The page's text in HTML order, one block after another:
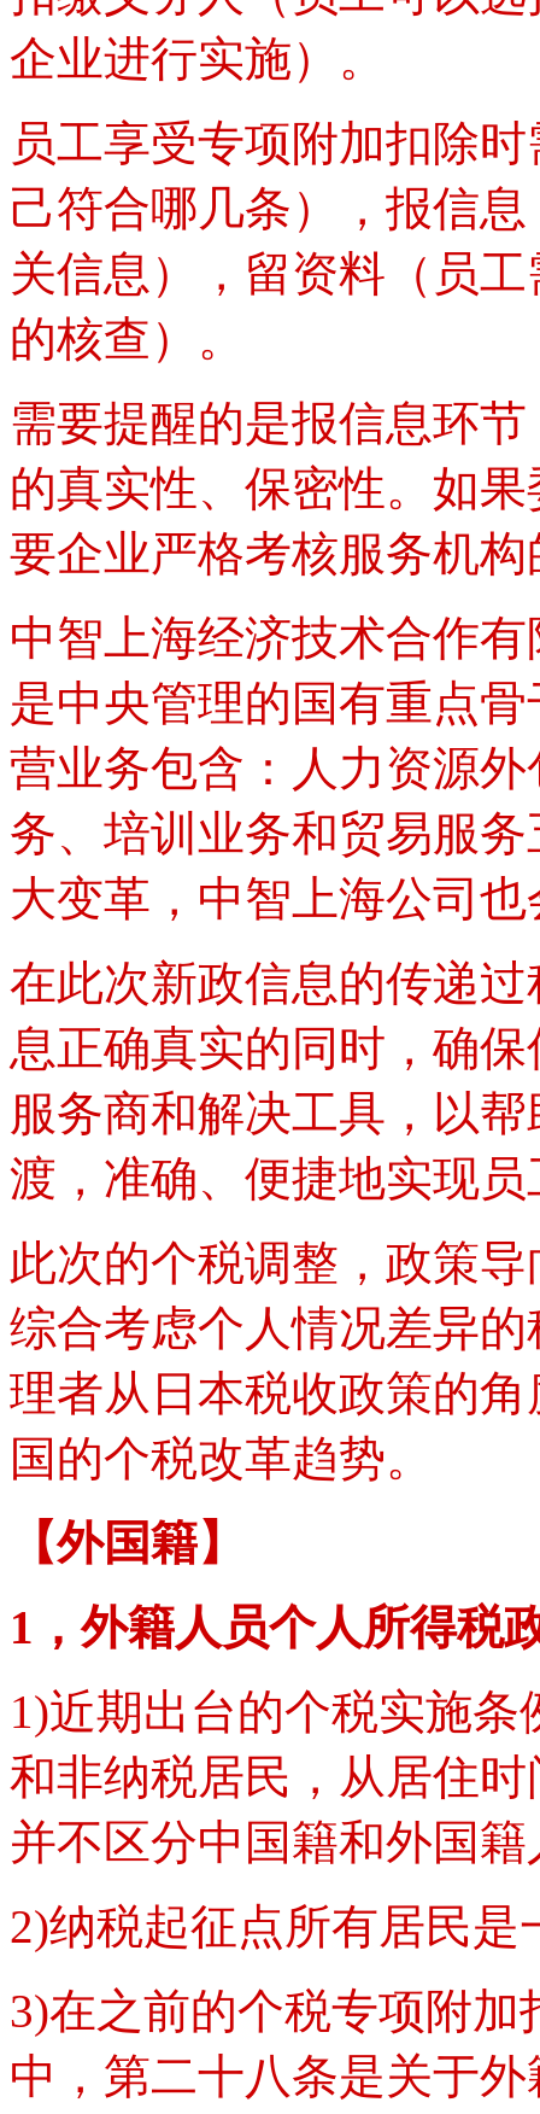
企业进行实施）。
员工享受专项附加扣除
己符合哪几条），报信
关信息），留资料（员
的核查）。
需要提醒的是报信息环
的真实性、保密性。如
要企业严格考核服务机
中智上海经济技术合作
是中央管理的国有重点
营业务包含：人力资源
务、培训业务和贸易服
大变革，中智上海公司
在此次新政信息的传递
息正确真实的同时，确
服务商和解决工具，以
渡，准确、便捷地实现
此次的个税调整，政策
综合考虑个人情况差异
理者从日本税收政策的
国的个税改革趋势。
【外国籍】
1，外籍人员个人所得税
1)近期出台的个税实施
和非纳税居民，从居住
并不区分中国籍和外国籍
2)纳税起征点所有居民是
3)在之前的个税专项附
中，第二十八条是关于